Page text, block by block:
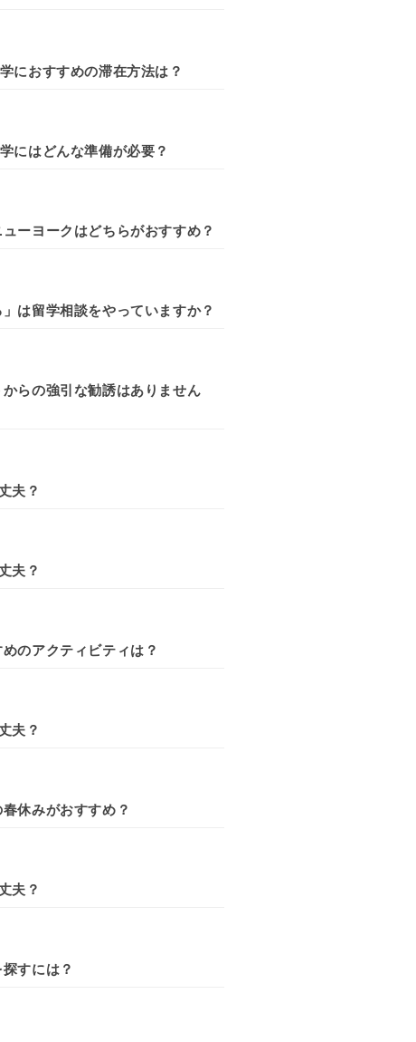
におすすめの滞在方法は？
にはどんな準備が必要？
ーヨークはどちらがおすすめ？
」は留学相談をやっていますか？
らの強引な勧誘はありません
夫？
夫？
のアクティビティは？
夫？
休みがおすすめ？
夫？
すには？